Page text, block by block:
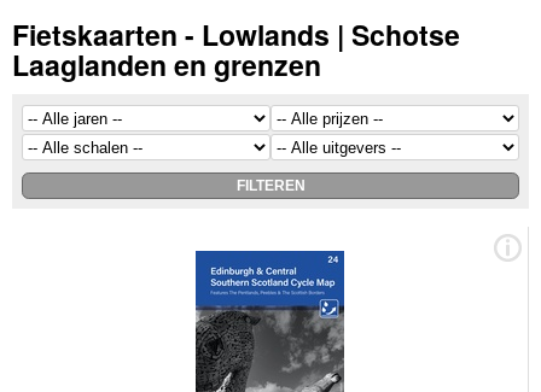
Fietskaarten - Lowlands | Schotse
Laaglanden en grenzen